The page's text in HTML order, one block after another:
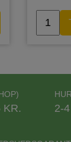
KR. 2-